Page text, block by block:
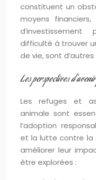
constituent un
moyens
difficulté à trouver
de vie, sont
Les perspectives
Les refuges et
animale sont
l’adoption
et la lutte contre la
améliorer leur
être explorées :